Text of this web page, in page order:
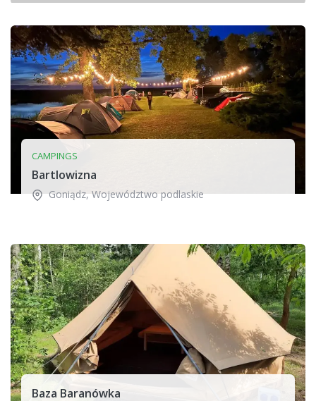
CAMPINGS
Bartlowizna
Goniądz,Województwo podlaskie
Baza Baranówka